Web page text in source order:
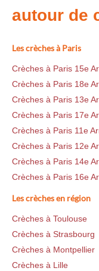
autour de
Les crèches à Paris
Crèches à Paris 15e
Crèches à Paris 18e
Crèches à Paris 13e
Crèches à Paris 17e
Crèches à Paris 11e
Crèches à Paris 12e
Crèches à Paris 14e
Crèches à Paris 16e
Les crèches en région
Crèches à Toulouse
Crèches à Strasbourg
Crèches à Montpellier
Crèches à Lille